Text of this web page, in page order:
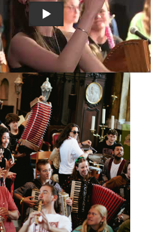
Ethno Flanders 2023 - Belgium